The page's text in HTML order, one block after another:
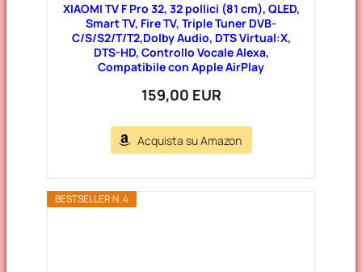
XIAOMI TV F Pro 32, 32 pollici (81 cm), QLED,
Smart TV, Fire TV, Triple Tuner DVB-
C/S/S2/T/T2,Dolby Audio, DTS Virtual:X,
DTS-HD, Controllo Vocale Alexa,
Compatibile con Apple AirPlay
159,00 EUR
Acquista su Amazon
BESTSELLER N. 4